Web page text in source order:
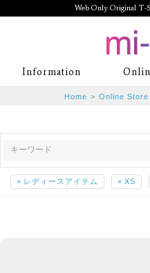
Web Only Original T-
mi-215. Web
Sweat & Select
ラン
Information
Home > Online Store
× レディースアイテム × XS